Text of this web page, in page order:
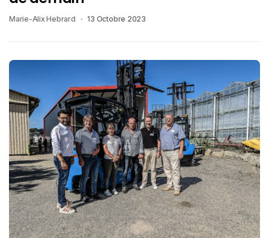
Marie-Alix Hebrard 13 Octobre 2023